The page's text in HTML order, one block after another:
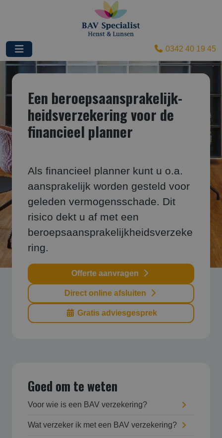
0342 40 19 45
Een beroepsaansprakelijk­
heids­verzekering voor de
financieel planner
Als financieel planner kunt u o.a.
aansprakelijk worden gesteld voor
geleden vermogensschade. Dit
risico dekt u af met een
beroepsaansprakelijkheidsverzeke
ring.
Offerte aanvragen
Direct online afsluiten
Gratis adviesgesprek
Goed om te weten
Voor wie is een BAV verzekering?
Wat verzeker ik met een BAV verzekering?